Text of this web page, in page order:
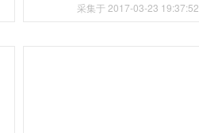
采集于 2017-03-23 19:37:52